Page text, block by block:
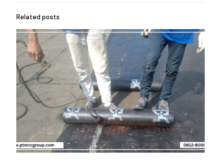
Related posts